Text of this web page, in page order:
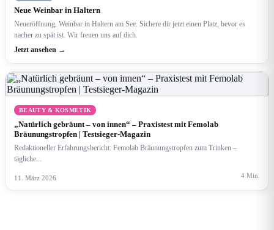
Neue Weinbar in Haltern
Neueröffnung, Weinbar in Haltern am See. Sichere dir jetzt einen Platz, bevor es
nacher zu spät ist. Wir freuen uns auf dich.
Jetzt ansehen →
BEAUTY & KOSMETIK
„Natürlich gebräunt – von innen“ – Praxistest mit Femolab
Bräunungstropfen | Testsieger-Magazin
Redaktioneller Erfahrungsbericht: Femolab Bräunungstropfen zum Trinken –
tägliche...
11. März 2026 4 Min.